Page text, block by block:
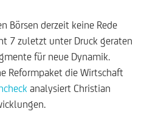
Börsen derzeit keine Rede
7 zuletzt unter Druck geraten
für neue Dynamik.
Reformpaket die Wirtschaft
analysiert Christian